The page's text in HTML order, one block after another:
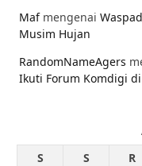
Mafmengenai
Musim Hujan
RandomNameAgers
Ikuti Forum Komdigi di
S
S R